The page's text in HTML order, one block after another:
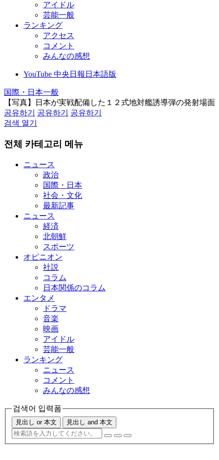
アイドル
芸能一般
ランキング
アクセス
コメント
みんなの感想
YouTube 中央日報日本語版
国際・日本一般
【写真】日本が実戦配備した１２式地対艦誘導弾の発射場面
공유하기
공유하기
공유하기
검색 열기
전체 카테고리 메뉴
ニュース
政治
国際・日本
社会・文化
最新記事
ニュース
経済
北朝鮮
スポーツ
オピニオン
社説
コラム
日本関係のコラム
エンタメ
ドラマ
音楽
映画
アイドル
芸能一般
ランキング
ニュース
コメント
みんなの感想
검색어 입력폼
見出し or 本文 見出し and 本文